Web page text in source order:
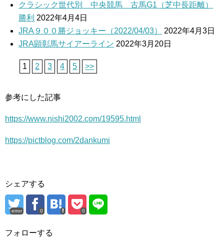
クラシック世代別 中央競馬 古馬G1（芝中長距離）
勝利 2022年4月4日
JRA９００勝ジョッキー（2022/04/03）
2022年4月3日
JRA顕彰馬サイアーライン 2022年3月20日
1 2 3 4 5 >>
参考にした記事
https://www.nishi2002.com/19595.html
https://pictblog.com/2dankumi
シェアする
error 0 0
フォローする